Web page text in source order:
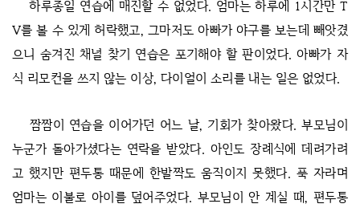
하루종일 연습에 매진할 수 없었다. 엄마는 하루에 1시간만 T
V를 볼 수 있게 허락했고, 그마저도 아빠가 야구를 보는데 빼앗겼
으니 숨겨진 채널 찾기 연습은 포기해야 할 판이었다. 아빠가 자
식 리모컨을 쓰지 않는 이상, 다이얼이 소리를 내는 일은 없었다.
짬짬이 연습을 이어가던 어느 날, 기회가 찾아왔다. 부모님이
누군가 돌아가셨다는 연락을 받았다. 아인도 장례식에 데려가려
고 했지만 편두통 때문에 한발짝도 움직이지 못했다. 푹 자라며
엄마는 이불로 아이를 덮어주었다. 부모님이 안 계실 때, 편두통